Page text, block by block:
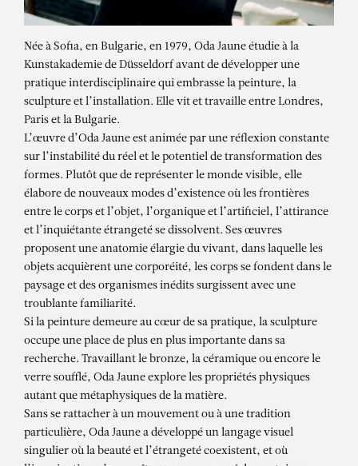
ODA JAUNE
Blue Skies
Née à Sofia, en Bulgarie, en 1979, Oda Jaune étudie à la
Kunstakademie de Düsseldorf avant de développer une
pratique interdisciplinaire qui embrasse la peinture, la
sculpture et l’installation. Elle vit et travaille entre Londres,
Paris et la Bulgarie.
L’œuvre d’Oda Jaune est animée par une réflexion constante
sur l’instabilité du réel et le potentiel de transformation des
formes. Plutôt que de représenter le monde visible, elle
élabore de nouveaux modes d’existence où les frontières
entre le corps et l’objet, l’organique et l’artificiel, l’attirance
et l’inquiétante étrangeté se dissolvent. Ses œuvres
proposent une anatomie élargie du vivant, dans laquelle les
objets acquièrent une corporéité, les corps se fondent dans le
paysage et des organismes inédits surgissent avec une
troublante familiarité.
Si la peinture demeure au cœur de sa pratique, la sculpture
occupe une place de plus en plus importante dans sa
recherche. Travaillant le bronze, la céramique ou encore le
verre soufflé, Oda Jaune explore les propriétés physiques
autant que métaphysiques de la matière.
Sans se rattacher à un mouvement ou à une tradition
particulière, Oda Jaune a développé un langage visuel
singulier où la beauté et l’étrangeté coexistent, et où